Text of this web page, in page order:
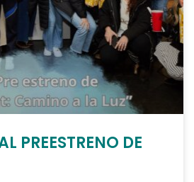
PREESTRENO DE